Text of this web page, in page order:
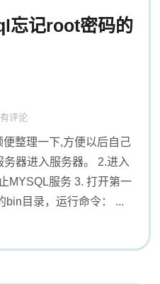
忘记root密码的
评论
整理一下,方便以后自己
器进入服务器。 2.进入
MYSQL服务 3. 打开第一
bin目录，运行命令： ...